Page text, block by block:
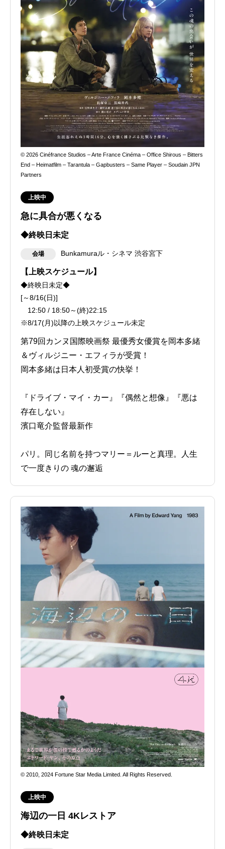
© 2026 Cinéfrance Studios – Arte France Cinéma – Office Shirous – Bitters
End – Heimatfilm – Tarantula – Gapbusters – Same Player – Soudain JPN
Partners
上映中
急に具合が悪くなる
◆終映日未定
会場 Bunkamuraル・シネマ 渋谷宮下
【上映スケジュール】
◆終映日未定◆
[～8/16(日)]
12:50 / 18:50～(終)22:15
※8/17(月)以降の上映スケジュール未定
第79回カンヌ国際映画祭 最優秀女優賞を岡本多緒
＆ヴィルジニー・エフィラが受賞！
岡本多緒は日本人初受賞の快挙！
『ドライブ・マイ・カー』『偶然と想像』『悪は
存在しない』
濱口竜介監督最新作
パリ。同じ名前を持つマリー＝ルーと真理。人生
で一度きりの 魂の邂逅
© 2010, 2024 Fortune Star Media Limited. All Rights Reserved.
上映中
海辺の一日 4Kレストア
◆終映日未定